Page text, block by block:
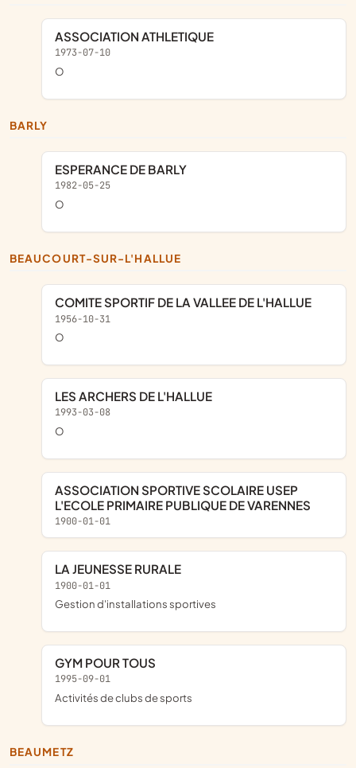
ASSOCIATION ATHLETIQUE
1973-07-10
o
BARLY
ESPERANCE DE BARLY
1982-05-25
o
BEAUCOURT-SUR-L'HALLUE
COMITE SPORTIF DE LA VALLEE DE L'HALLUE
1956-10-31
o
LES ARCHERS DE L'HALLUE
1993-03-08
o
ASSOCIATION SPORTIVE SCOLAIRE USEP
L'ECOLE PRIMAIRE PUBLIQUE DE VARENNES
1900-01-01
LA JEUNESSE RURALE
1900-01-01
Gestion d'installations sportives
GYM POUR TOUS
1995-09-01
Activités de clubs de sports
BEAUMETZ